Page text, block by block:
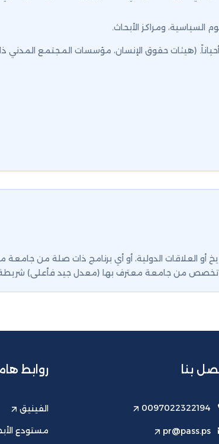
ومراكز الأبحاث.
(هيئات حقوق الإنسان، مؤسسات المجتمع المدني ذات
أو العلاقات الدولية، أو أي برنامج ذات صلة من
من جامعة معترف بها (معدل جيد فأعلى) شريطة
بنا
0097022322194
pr@pass.ps
روابط
الفينيق
مستودع